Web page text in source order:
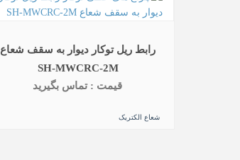
رابط ریل توکار دیوار به سقف شعاع
SH-MWCRC-2M
قیمت : تماس بگیرید
شعاع الکتریک